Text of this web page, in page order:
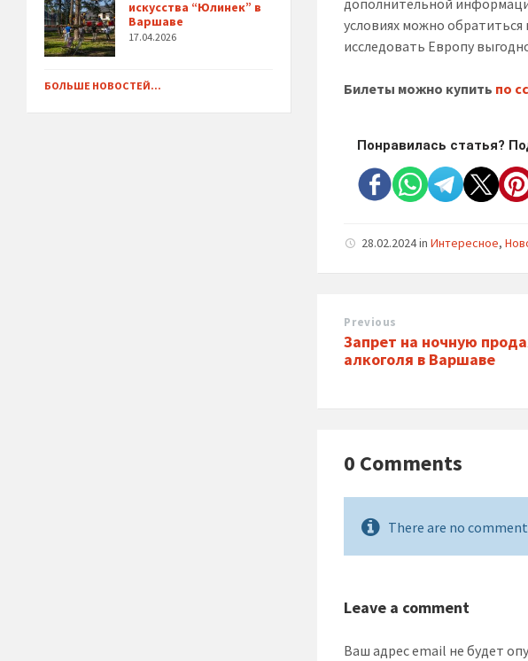
условиях можно
исследовать Европу
Билеты можно купить по
Понравилась статья?
28.02.2024inИнтересное,
Previous
Запрет на ночную
алкоголя в Варшаве
0 Comments
There are no
Leave a comment
Ваш адрес email не будет
искусства “Юлинек” в
Варшаве
17.04.2026
БОЛЬШЕ НОВОСТЕЙ...